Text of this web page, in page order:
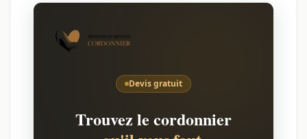
Devis gratuit
Trouvez le cordonnier